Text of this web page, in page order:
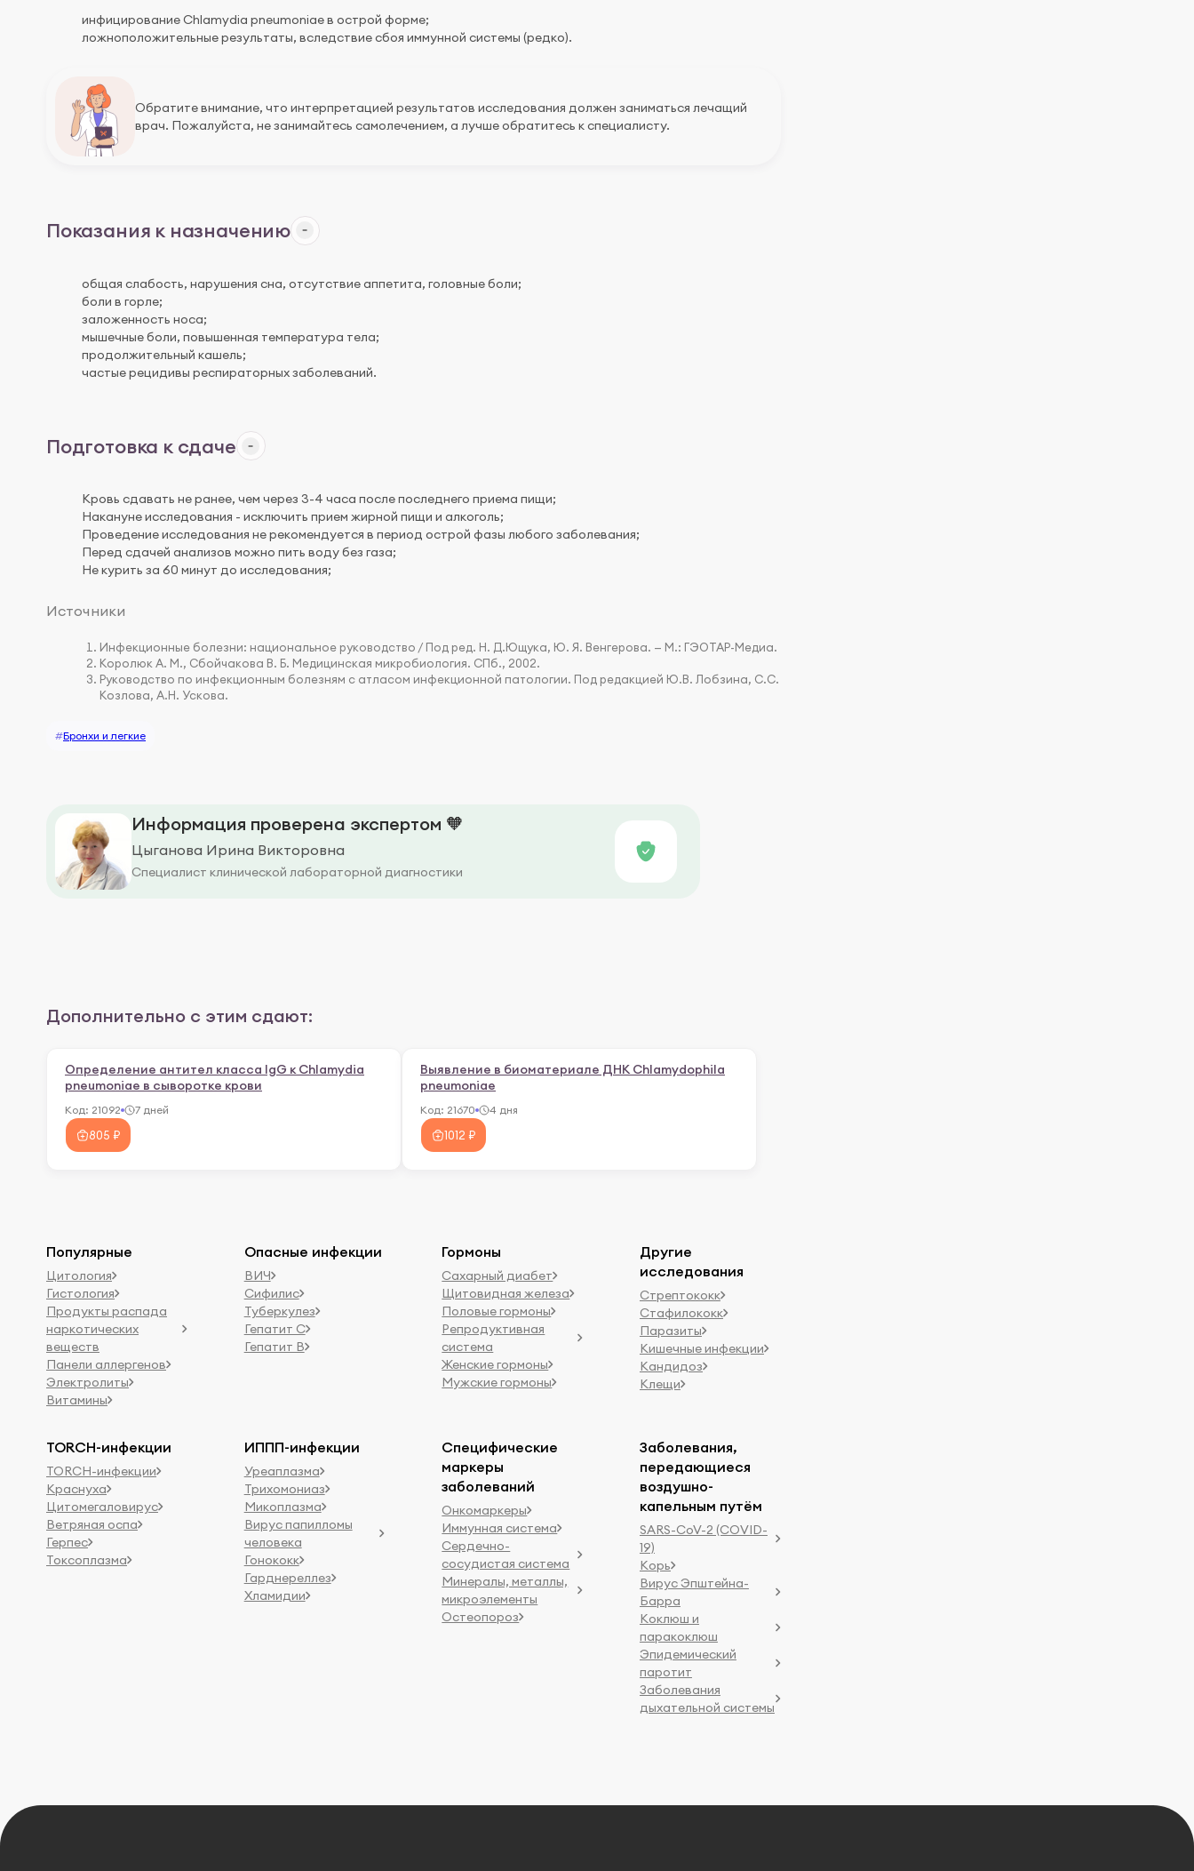
инфицирование Chlamydia pneumoniae в острой форме;
ложноположительные результаты, вследствие сбоя иммунной системы (редко).
Обратите внимание, что интерпретацией результатов исследования должен заниматься лечащий
врач. Пожалуйста, не занимайтесь самолечением, а лучше обратитесь к специалисту.
Показания к назначению
общая слабость, нарушения сна, отсутствие аппетита, головные боли;
боли в горле;
заложенность носа;
мышечные боли, повышенная температура тела;
продолжительный кашель;
частые рецидивы респираторных заболеваний.
Подготовка к сдаче
Кровь сдавать не ранее, чем через 3-4 часа после последнего приема пищи;
Накануне исследования - исключить прием жирной пищи и алкоголь;
Проведение исследования не рекомендуется в период острой фазы любого заболевания;
Перед сдачей анализов можно пить воду без газа;
Не курить за 60 минут до исследования;
Источники
Инфекционные болезни: национальное руководство / Под ред. Н. Д.Ющука, Ю. Я. Венгерова. — М.: ГЭОТАР-Медиа.
Королюк А. М., Сбойчакова В. Б. Медицинская микробиология. СПб., 2002.
Руководство по инфекционным болезням с атласом инфекционной патологии. Под редакцией Ю.В. Лобзина, С.С.
Козлова, А.Н. Ускова.
#Бронхи и легкие
Информация проверена экспертом 🧡
Цыганова Ирина Викторовна
Специалист клинической лабораторной диагностики
Дополнительно с этим сдают:
Определение антител класса IgG к Chlamydia
pneumoniae в сыворотке крови
Код: 21092 7 дней
805 ₽
Выявление в биоматериале ДНК Chlamydophila
pneumoniae
Код: 21670 4 дня
1012 ₽
Популярные
Цитология
Гистология
Продукты распада
наркотических
веществ
Панели аллергенов
Электролиты
Витамины
Опасные инфекции
ВИЧ
Сифилис
Туберкулез
Гепатит C
Гепатит B
Гормоны
Сахарный диабет
Щитовидная железа
Половые гормоны
Репродуктивная
система
Женские гормоны
Мужские гормоны
Другие
исследования
Стрептококк
Стафилококк
Паразиты
Кишечные инфекции
Кандидоз
Клещи
TORCH-инфекции
TORCH-инфекции
Краснуха
Цитомегаловирус
Ветряная оспа
Герпес
Токсоплазма
ИППП-инфекции
Уреаплазма
Трихомониаз
Микоплазма
Вирус папилломы
человека
Гонококк
Гарднереллез
Хламидии
Специфические
маркеры
заболеваний
Онкомаркеры
Иммунная система
Сердечно-
сосудистая система
Минералы, металлы,
микроэлементы
Остеопороз
Заболевания,
передающиеся
воздушно-
капельным путём
SARS-CoV-2 (COVID-
19)
Корь
Вирус Эпштейна-
Барра
Коклюш и
паракоклюш
Эпидемический
паротит
Заболевания
дыхательной системы